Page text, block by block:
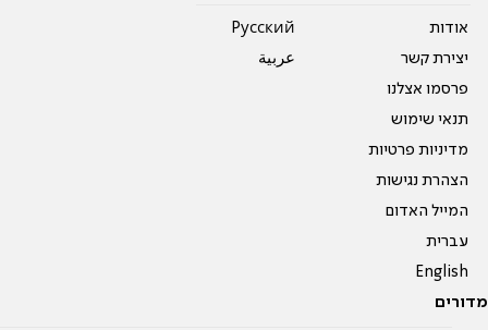
אודות
יצירת קשר
פרסמו אצלנו
תנאי שימוש
מדיניות פרטיות
הצהרת נגישות
המייל האדום
עברית
English
Pусский
عربية
מדורים